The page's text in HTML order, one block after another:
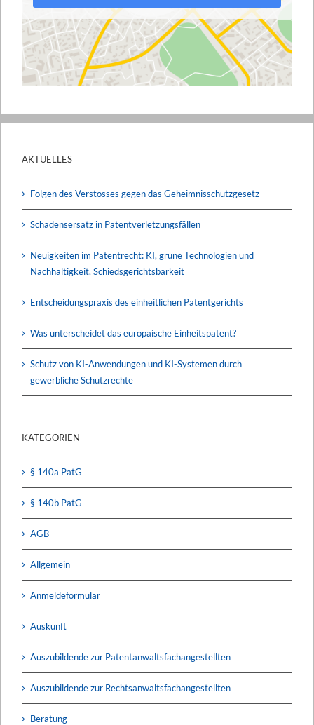
AKTUELLES
Folgen des Verstosses gegen das Geheimnisschutzgesetz
Schadensersatz in Patentverletzungsfällen
Neuigkeiten im Patentrecht: KI, grüne Technologien und
Nachhaltigkeit, Schiedsgerichtsbarkeit
Entscheidungspraxis des einheitlichen Patentgerichts
Was unterscheidet das europäische Einheitspatent?
Schutz von KI-Anwendungen und KI-Systemen durch
gewerbliche Schutzrechte
KATEGORIEN
§ 140a PatG
§ 140b PatG
AGB
Allgemein
Anmeldeformular
Auskunft
Auszubildende zur Patentanwaltsfachangestellten
Auszubildende zur Rechtsanwaltsfachangestellten
Beratung